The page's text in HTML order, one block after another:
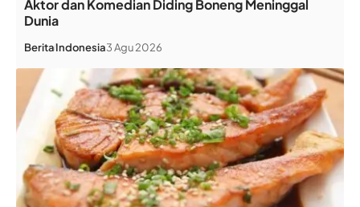
Aktor dan Komedian Diding Boneng Meninggal
Dunia
BeritaIndonesia3 Agu 2026